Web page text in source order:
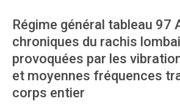
Régime général tableau
chroniques du rachis
provoquées par les
et moyennes fréquences
corps entier